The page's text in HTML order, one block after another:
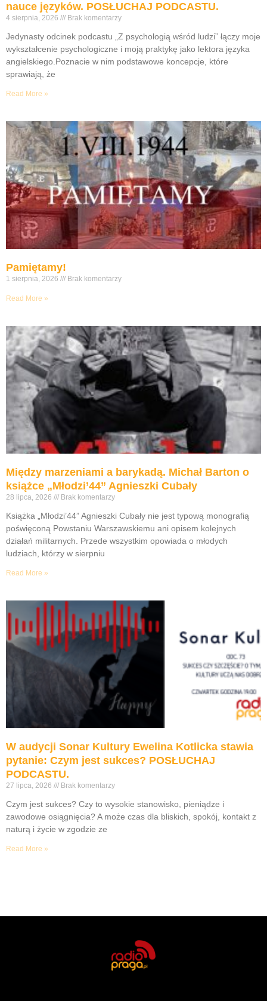
nauce języków. POSŁUCHAJ PODCASTU.
4 sierpnia, 2026 Brak komentarzy
Jedynasty odcinek podcastu „Z psychologią wśród ludzi” łączy moje
wykształcenie psychologiczne i moją praktykę jako lektora języka
angielskiego.Poznacie w nim podstawowe koncepcje, które
sprawiają, że
Read More »
Pamiętamy!
1 sierpnia, 2026 Brak komentarzy
Read More »
Między marzeniami a barykadą. Michał Barton o
książce „Młodzi’44” Agnieszki Cubały
28 lipca, 2026 Brak komentarzy
Książka „Młodzi’44” Agnieszki Cubały nie jest typową monografią
poświęconą Powstaniu Warszawskiemu ani opisem kolejnych
działań militarnych. Przede wszystkim opowiada o młodych
ludziach, którzy w sierpniu
Read More »
W audycji Sonar Kultury Ewelina Kotlicka stawia
pytanie: Czym jest sukces? POSŁUCHAJ
PODCASTU.
27 lipca, 2026 Brak komentarzy
Czym jest sukces? Czy to wysokie stanowisko, pieniądze i
zawodowe osiągnięcia? A może czas dla bliskich, spokój, kontakt z
naturą i życie w zgodzie ze
Read More »